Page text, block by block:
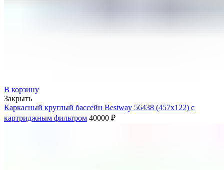
В корзину
Закрыть
Каркасный круглый бассейн Bestway 56438 (457х122) с
картриджным фильтром 40000 ₽